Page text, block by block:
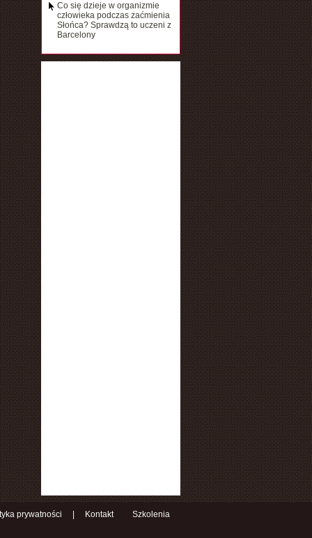
Co się dzieje w organizmie
człowieka podczas zaćmienia
Słońca? Sprawdzą to uczeni z
Barcelony
prywatności Kontakt Szkolenia